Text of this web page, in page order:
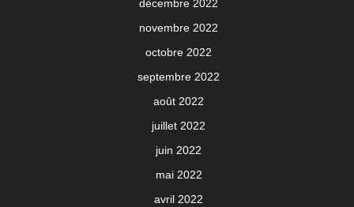
décembre 2022
novembre 2022
octobre 2022
septembre 2022
août 2022
juillet 2022
juin 2022
mai 2022
avril 2022